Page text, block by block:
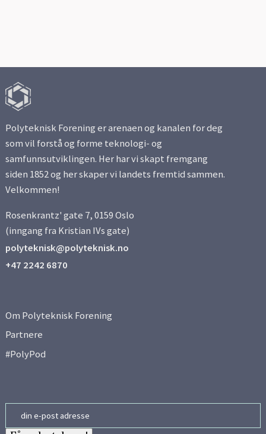
Polyteknisk Forening er arenaen og kanalen for deg
som vil forstå og forme teknologi- og
samfunnsutviklingen. Her har vi skapt fremgang
siden 1852 og her skaper vi landets fremtid sammen.
Velkommen!
Rosenkrantz' gate 7, 0159 Oslo
(inngang fra Kristian IVs gate)
polyteknisk@polyteknisk.no
+47 2242 6870
Om Polyteknisk Forening
Partnere
#PolyPod